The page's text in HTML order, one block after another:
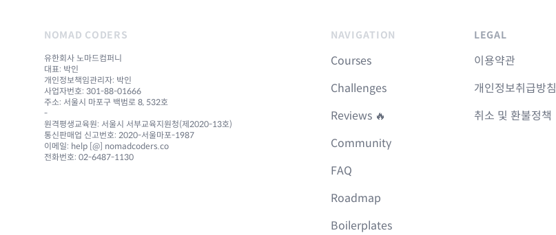
NOMAD CODERS
유한회사 노마드컴퍼니
대표: 박인
개인정보책임관리자: 박인
사업자번호: 301-88-01666
주소: 서울시 마포구 백범로 8, 532호
-
원격평생교육원: 서울시 서부교육지원청(제2020-13호)
통신판매업 신고번호: 2020-서울마포-1987
이메일: help [@] nomadcoders.co
전화번호: 02-6487-1130
NAVIGATION
Courses
Challenges
Reviews 🔥
Community
FAQ
Roadmap
Boilerplates
LEGAL
이용약관
개인정보취급방침
취소 및 환불정책